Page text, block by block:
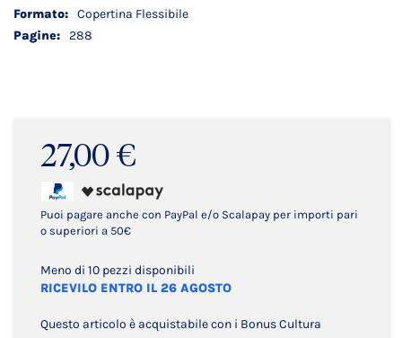
27,00 €
Puoi pagare anche con PayPal e/o Scalapay per importi pari
o superiori a 50€
Meno di 10 pezzi disponibili
RICEVILO ENTRO IL 26 AGOSTO
Questo articolo è acquistabile con i Bonus Cultura
Copertina Flessibile
288